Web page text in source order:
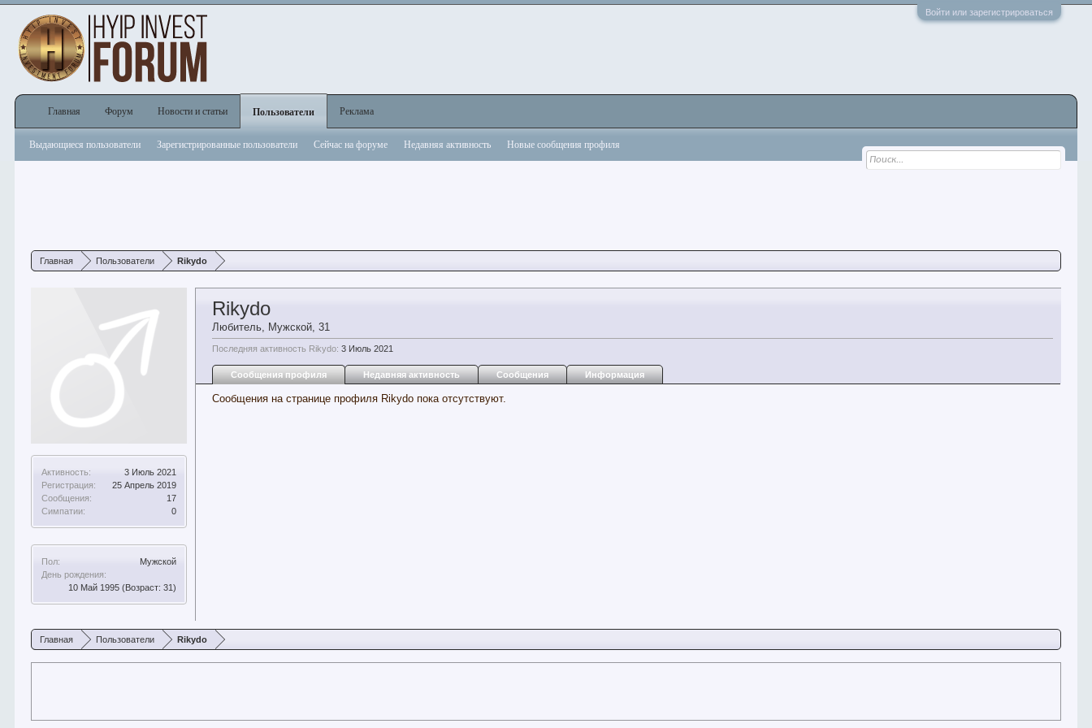
Войти или зарегистрироваться
Главная Пользователи Rikydo
Активность:
3 Июль 2021
Регистрация:
25 Апрель 2019
Сообщения:
17
Симпатии:
0
Пол:
Мужской
День рождения:
10 Май 1995 (Возраст: 31)
Rikydo
Любитель, Мужской, 31
Последняя активность Rikydo: 3 Июль 2021
Сообщения профиля Недавняя активность Сообщения Информация
Сообщения на странице профиля Rikydo пока отсутствуют.
Главная Пользователи Rikydo
Главная Форум Новости и статьи Пользователи
Выдающиеся пользователи Зарегистрированные пользователи Сейчас на форуме Недавняя активность Новые сообщения профиля
Реклама